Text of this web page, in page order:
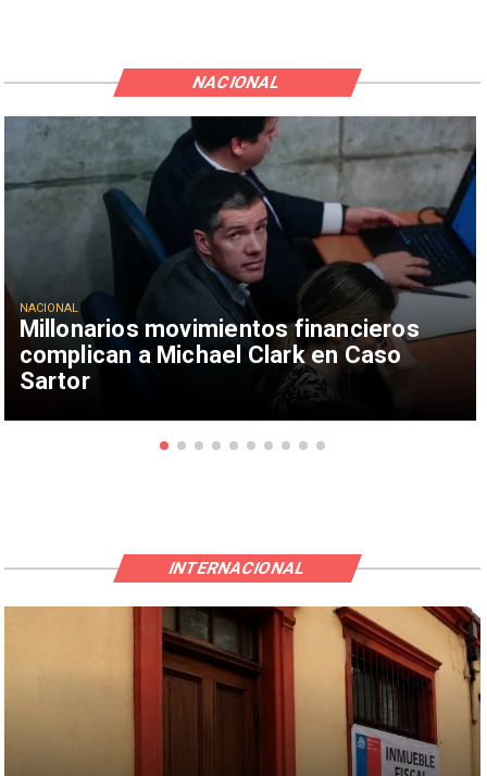
Millonarios movimientos financieros
complican a Michael Clark en Caso
Sartor
NACIONAL
NACIONAL
INTERNACIONAL